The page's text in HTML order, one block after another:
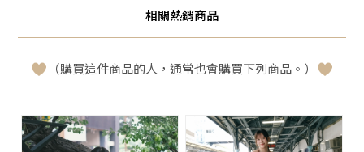
相關熱銷商品
（購買這件商品的人，通常也會購買下列商品。）